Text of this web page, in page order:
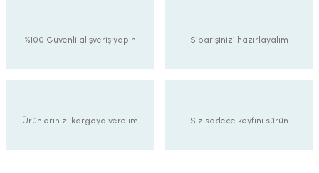
%100 Güvenli alışveriş yapın Siparişinizi hazırlayalım
Ürünlerinizi kargoya verelim Siz sadece keyfini sürün